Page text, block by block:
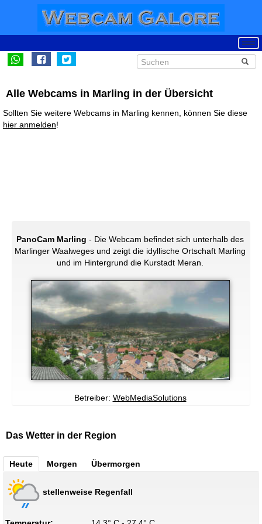
Alle Webcams in Marling in der Übersicht
Sollten Sie weitere Webcams in Marling kennen, können Sie diese
hier anmelden!
PanoCam Marling - Die Webcam befindet sich unterhalb des
Marlinger Waalweges und zeigt die idyllische Ortschaft Marling
und im Hintergrund die Kurstadt Meran.
Betreiber: WebMediaSolutions
Das Wetter in der Region
Heute Morgen Übermorgen
stellenweise Regenfall